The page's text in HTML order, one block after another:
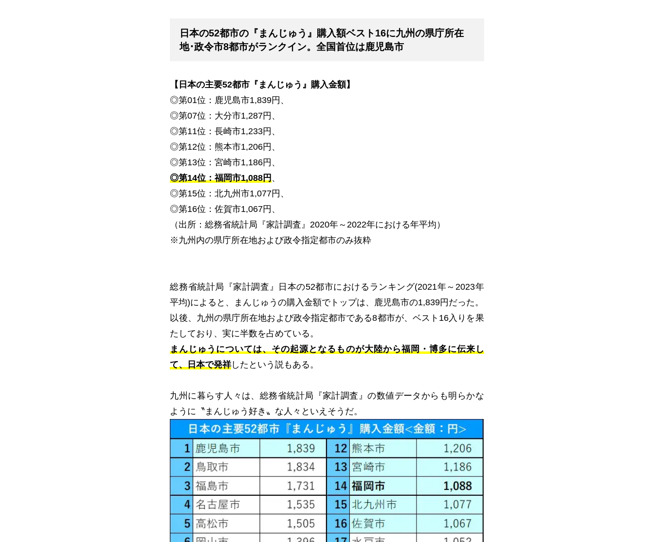
日本の52都市の『まんじゅう』購入額ベスト16に九州の県庁所在
地･政令市8都市がランクイン。全国首位は鹿児島市
【日本の主要52都市『まんじゅう』購入金額】
◎第01位：鹿児島市1,839円、
◎第07位：大分市1,287円、
◎第11位：長崎市1,233円、
◎第12位：熊本市1,206円、
◎第13位：宮崎市1,186円、
◎第14位：福岡市1,088円 、
◎第15位：北九州市1,077円、
◎第16位：佐賀市1,067円、
（出所：総務省統計局『家計調査』 2020年～ 2022年における年平均）
※九州内の県庁所在地および政令指定都市のみ抜粋
総務省統計局『家計調査』日本の52都市におけるランキング(2021年～ 2023年
平均)によると、まんじゅうの購入金額でトップは、鹿児島市の1,839円だった。
以後、九州の県庁所在地および政令指定都市である8都市が、ベスト 16 入りを果
たしており、実に半数を占めている。
まんじゅうについては、その起源となるものが大陸から福岡・博多に伝来し
て、日本で発祥したという説もある。
九州に暮らす人々は、総務省統計局『家計調査』の数値データからも明らかな
ように〝まんじゅう好き〟な人々といえそうだ。